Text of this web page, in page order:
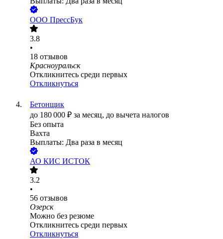
ООО ПрессБук
3.8
•
18 отзывов
Красноуральск
Откликнитесь среди первых
Откликнуться
Бетонщик
до 180 000 ₽ за месяц, до вычета налогов
Без опыта
Вахта
Выплаты: Два раза в месяц
АО КИС ИСТОК
3.2
•
56 отзывов
Озерск
Можно без резюме
Откликнитесь среди первых
Откликнуться